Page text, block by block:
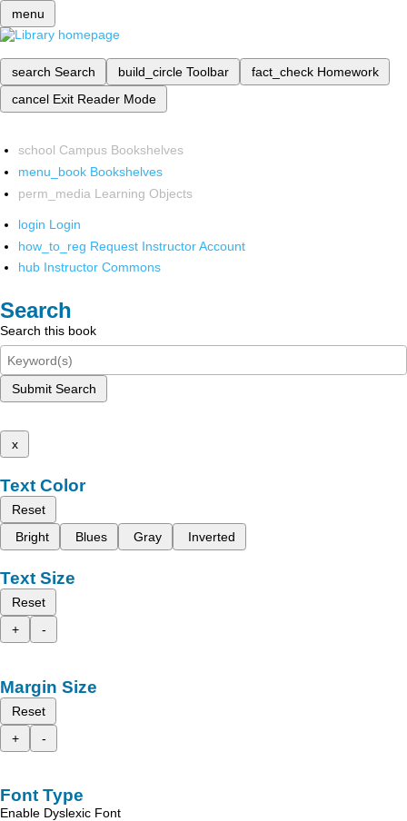
menu
search Search build_circle Toolbar fact_check Homework
cancel Exit Reader Mode
school Campus Bookshelves
menu_book Bookshelves
perm_media Learning Objects
login Login
how_to_reg Request Instructor Account
hub Instructor Commons
Search
Search this book
Submit Search
x
Text Color
Reset
Bright
Blues Gray Inverted
Text Size
Reset
+
-
Margin Size
Reset
+
-
Font Type
Enable Dyslexic Font